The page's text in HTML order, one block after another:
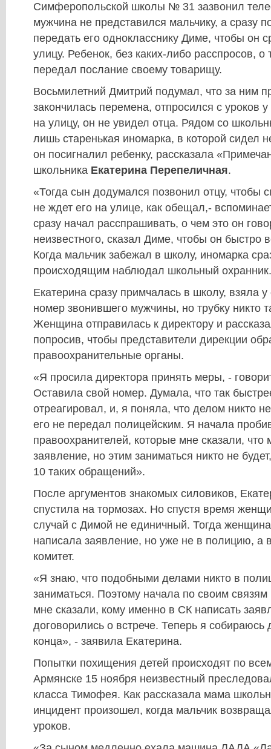
Симферопольской школы № 31 зазвонил
мужчина не представился мальчику, а сразу
передать его однокласснику Диме, чтобы он
улицу. Ребенок, без каких-либо расспросов, о
передал послание своему товарищу.
Восьмилетний Дмитрий подумал, что за ним
закончилась перемена, отпросился с уроков
на улицу, он не увидел отца. Рядом со
лишь старенькая иномарка, в которой сидел
он посигналил ребенку, рассказала
школьника Екатерина Перепеличная.
«Тогда сын додумался позвонил отцу, чтобы
не ждет его на улице, как обещал,-
сразу начал расспрашивать, о чем это он
неизвестного, сказал Диме, чтобы он быстро
Когда мальчик забежал в школу, иномарка
происходящим наблюдал школьный охранник.
Екатерина сразу примчалась в школу, взяла
номер звонившего мужчины, но трубку никто
Женщина отправилась к директору и
попросив, чтобы представители дирекции
правоохранительные органы.
«Я просила директора принять меры, -
Оставила свой номер. Думала, что так
отреагировал, и, я поняла, что делом никто
его не передал полицейским. Я начала
правоохранителей, которые мне сказали, что
заявление, но этим заниматься никто не
10 таких обращений».
После аргументов знакомых силовиков,
спустила на тормозах. Но спустя время
случай с Димой не единичный. Тогда
написала заявление, но уже не в полицию, а
комитет.
«Я знаю, что подобными делами никто в
заниматься. Поэтому начала по своим
мне сказали, кому именно в СК написать
договорились о встрече. Теперь я собираюсь
конца», - заявила Екатерина.
Попытки похищения детей происходят по
Армянске 15 ноября неизвестный
класса Тимофея. Как рассказала мама
инцидент произошел, когда мальчик
уроков.